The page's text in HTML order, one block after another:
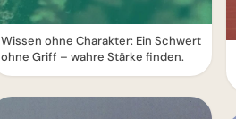
Wissen ohne Charakter: Ein Schwert
ohne Griff – wahre Stärke finden.